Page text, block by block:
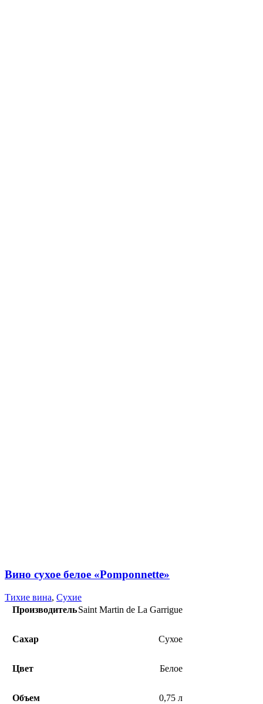
Вино сухое белое «Pomponnette»
Тихие вина, Сухие
ПроизводительSaint Martin de La Garrigue
Сахар Сухое
Цвет Белое
Объем 0,75 л